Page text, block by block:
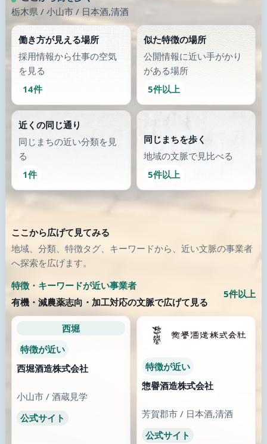
診療所
女川町地域医療センター - 公
益社団...
宮城県 / 牡鹿郡女川町
公式サイト 働く
薬局
杏林堂漢方薬局
別の通りにも出てみる
歯科
武蔵野市の歯科
公式サイト
診療所
あだかえたけだクリニック
島根県 / 松江市
まだ知らない場所へ
類似が少なくなったら、画像のある別の場所へ歩き続けます。